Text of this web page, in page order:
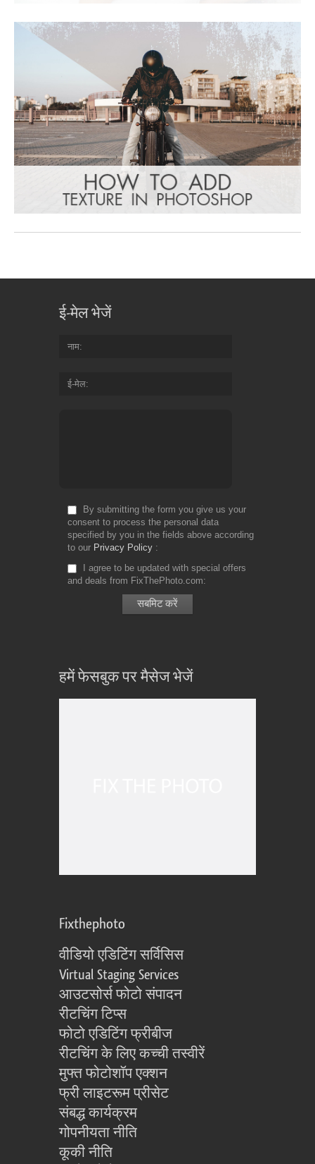
ई-मेल भेजें
नाम
ई-मेल
By submitting the form you give us your
consent to process the personal data
specified by you in the fields above according
to our Privacy Policy
I agree to be updated with special offers
and deals from FixThePhoto.com
हमें फेसबुक पर मैसेज भेजें
Fixthephoto
वीडियो एडिटिंग सर्विसिस
Virtual Staging Services
आउटसोर्स फोटो संपादन
रीटचिंग टिप्स
फोटो एडिटिंग फ्रीबीज
रीटचिंग के लिए कच्ची तस्वीरें
मुफ्त फोटोशॉप एक्शन
फ्री लाइटरूम प्रीसेट
संबद्ध कार्यक्रम
गोपनीयता नीति
कूकी नीति